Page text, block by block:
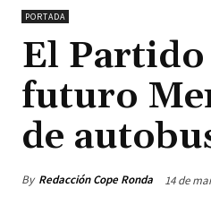
PORTADA
El
futuro
de
By Redacción Cope Ronda 14 de